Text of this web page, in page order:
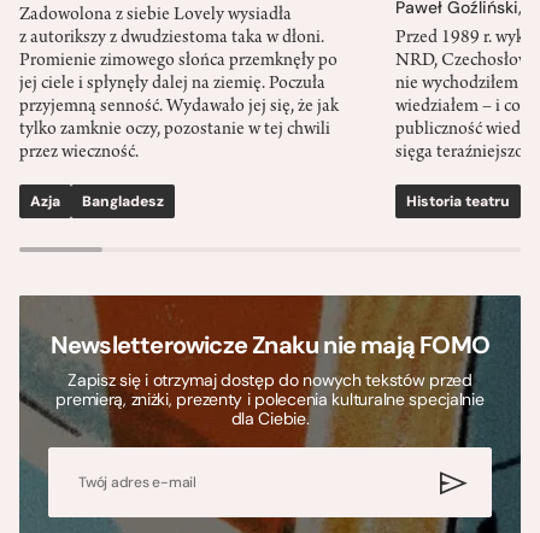
Zadowolona z siebie Lovely wysiadła
z autorikszy z dwudziestoma taka w dłoni.
Promienie zimowego słońca przemknęły po
jej ciele i spłynęły dalej na ziemię. Poczuła
przyjemną senność. Wydawało jej się, że jak
tylko zamknie oczy, pozostanie w tej chwili
przez wieczność.
Azja Bangladesz
Paweł Goźliński,
Przed 1989 r.
NRD,
nie wychodziłem
wiedziałem – i co
publiczność
sięga
Historia teatru
Newsletterowicze Znaku nie mają FOMO
Zapisz się i otrzymaj dostęp do nowych tekstów przed
premierą, zniżki, prezenty i polecenia kulturalne specjalnie
dla Ciebie.